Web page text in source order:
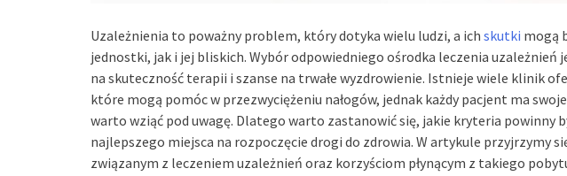
Uzależnienia to poważny problem, który dotyka wielu ludzi, a ich skutki mogą
jednostki, jak i jej bliskich. Wybór odpowiedniego ośrodka leczenia uzależnień
na skuteczność terapii i szanse na trwałe wyzdrowienie. Istnieje wiele klinik
które mogą pomóc w przezwyciężeniu nałogów, jednak każdy pacjent ma
warto wziąć pod uwagę. Dlatego warto zastanowić się, jakie kryteria powinny
najlepszego miejsca na rozpoczęcie drogi do zdrowia. W artykule przyjrzymy
związanym z leczeniem uzależnień oraz korzyściom płynącym z takiego